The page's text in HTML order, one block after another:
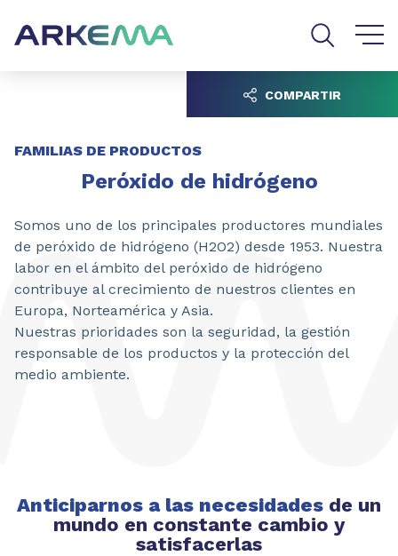
FAMILIAS DE PRODUCTOS
Peróxido de hidrógeno
Somos uno de los principales productores mundiales
de peróxido de hidrógeno (H2O2) desde 1953. Nuestra
labor en el ámbito del peróxido de hidrógeno
contribuye al crecimiento de nuestros clientes en
Europa, Norteamérica y Asia.
Nuestras prioridades son la seguridad, la gestión
responsable de los productos y la protección del
medio ambiente.
COMPARTIR
Anticiparnos a las necesidades de un
mundo en constante cambio y
satisfacerlas